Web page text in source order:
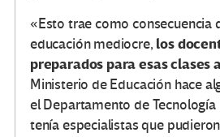
«Esto trae como consecuencia
educación mediocre, los
preparados para esas clases
Ministerio de Educación hace
el Departamento de Tecnología
tenía especialistas que